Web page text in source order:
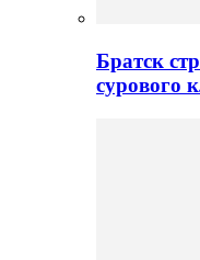
Братск
сурового